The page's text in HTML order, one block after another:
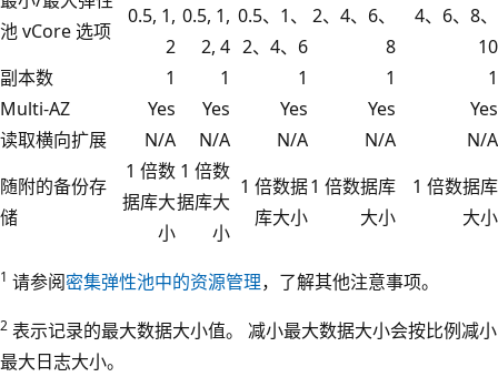
池 vCore 选项
0.5, 1,
2
0.5, 1,
2, 4
0.5、1、
2、4、6
2、4、6、
8
4、6、8、
10
副本数
1 1 1 1
1
Multi-AZ
Yes Yes Yes Yes
Yes
读取横向扩展
N/A N/A N/A N/A
N/A
随附的备份存
储
1 倍数
据库大
小
1 倍数
据库大
小
1 倍数据
库大小
1 倍数据库
大小
1 倍数据库
大小
1 请参阅密集弹性池中的资源管理，了解其他注意事项。
2 表示记录的最大数据大小值。 减小最大数据大小会按比例减小
最大日志大小。